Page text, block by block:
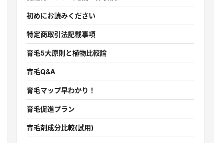
初めにお読みください
特定商取引法記載事項
育毛5大原則と植物比較論
育毛Q&A
育毛マップ早わかり！
育毛促進プラン
育毛剤成分比較(試用)